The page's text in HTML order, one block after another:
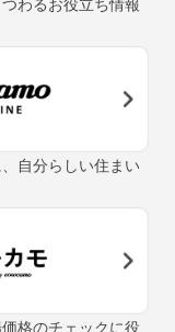
わるお役立ち情報
自分らしい住まい
格のチェックに役